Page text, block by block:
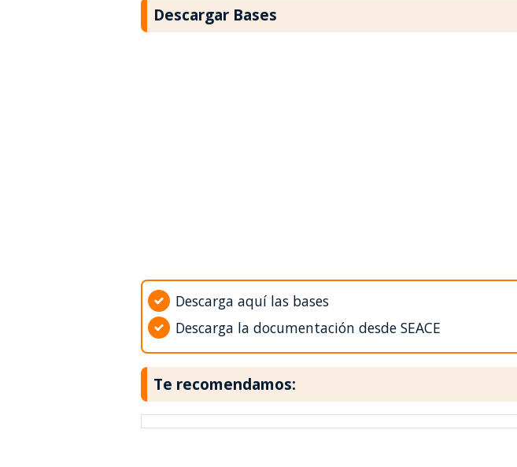
Descargar Bases
Descarga aquí las bases
Descarga la documentación desde SEACE
Te recomendamos: